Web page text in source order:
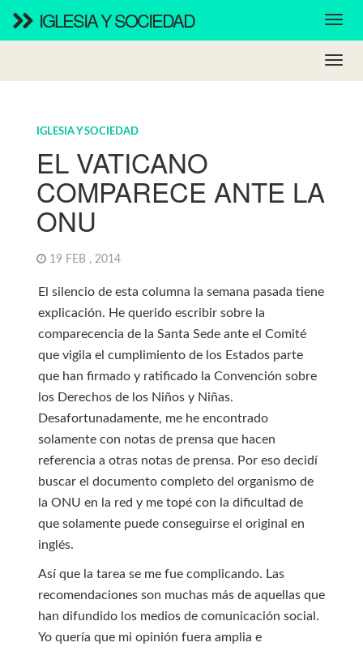
IGLESIA Y SOCIEDAD
IGLESIA Y SOCIEDAD
EL VATICANO
COMPARECE ANTE LA
ONU
19 FEB , 2014
El silencio de esta columna la semana pasada tiene
explicación. He querido escribir sobre la
comparecencia de la Santa Sede ante el Comité
que vigila el cumplimiento de los Estados parte
que han firmado y ratificado la Convención sobre
los Derechos de los Niños y Niñas.
Desafortunadamente, me he encontrado
solamente con notas de prensa que hacen
referencia a otras notas de prensa. Por eso decidí
buscar el documento completo del organismo de
la ONU en la red y me topé con la dificultad de
que solamente puede conseguirse el original en
inglés.
Así que la tarea se me fue complicando. Las
recomendaciones son muchas más de aquellas que
han difundido los medios de comunicación social.
Yo quería que mi opinión fuera amplia e